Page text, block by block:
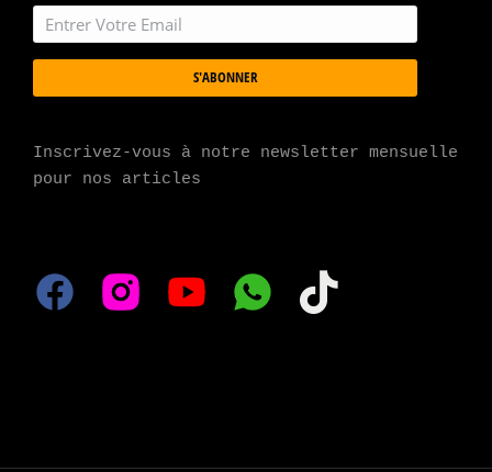
S'ABONNER
Inscrivez-vous à notre newsletter mensuelle
pour nos articles